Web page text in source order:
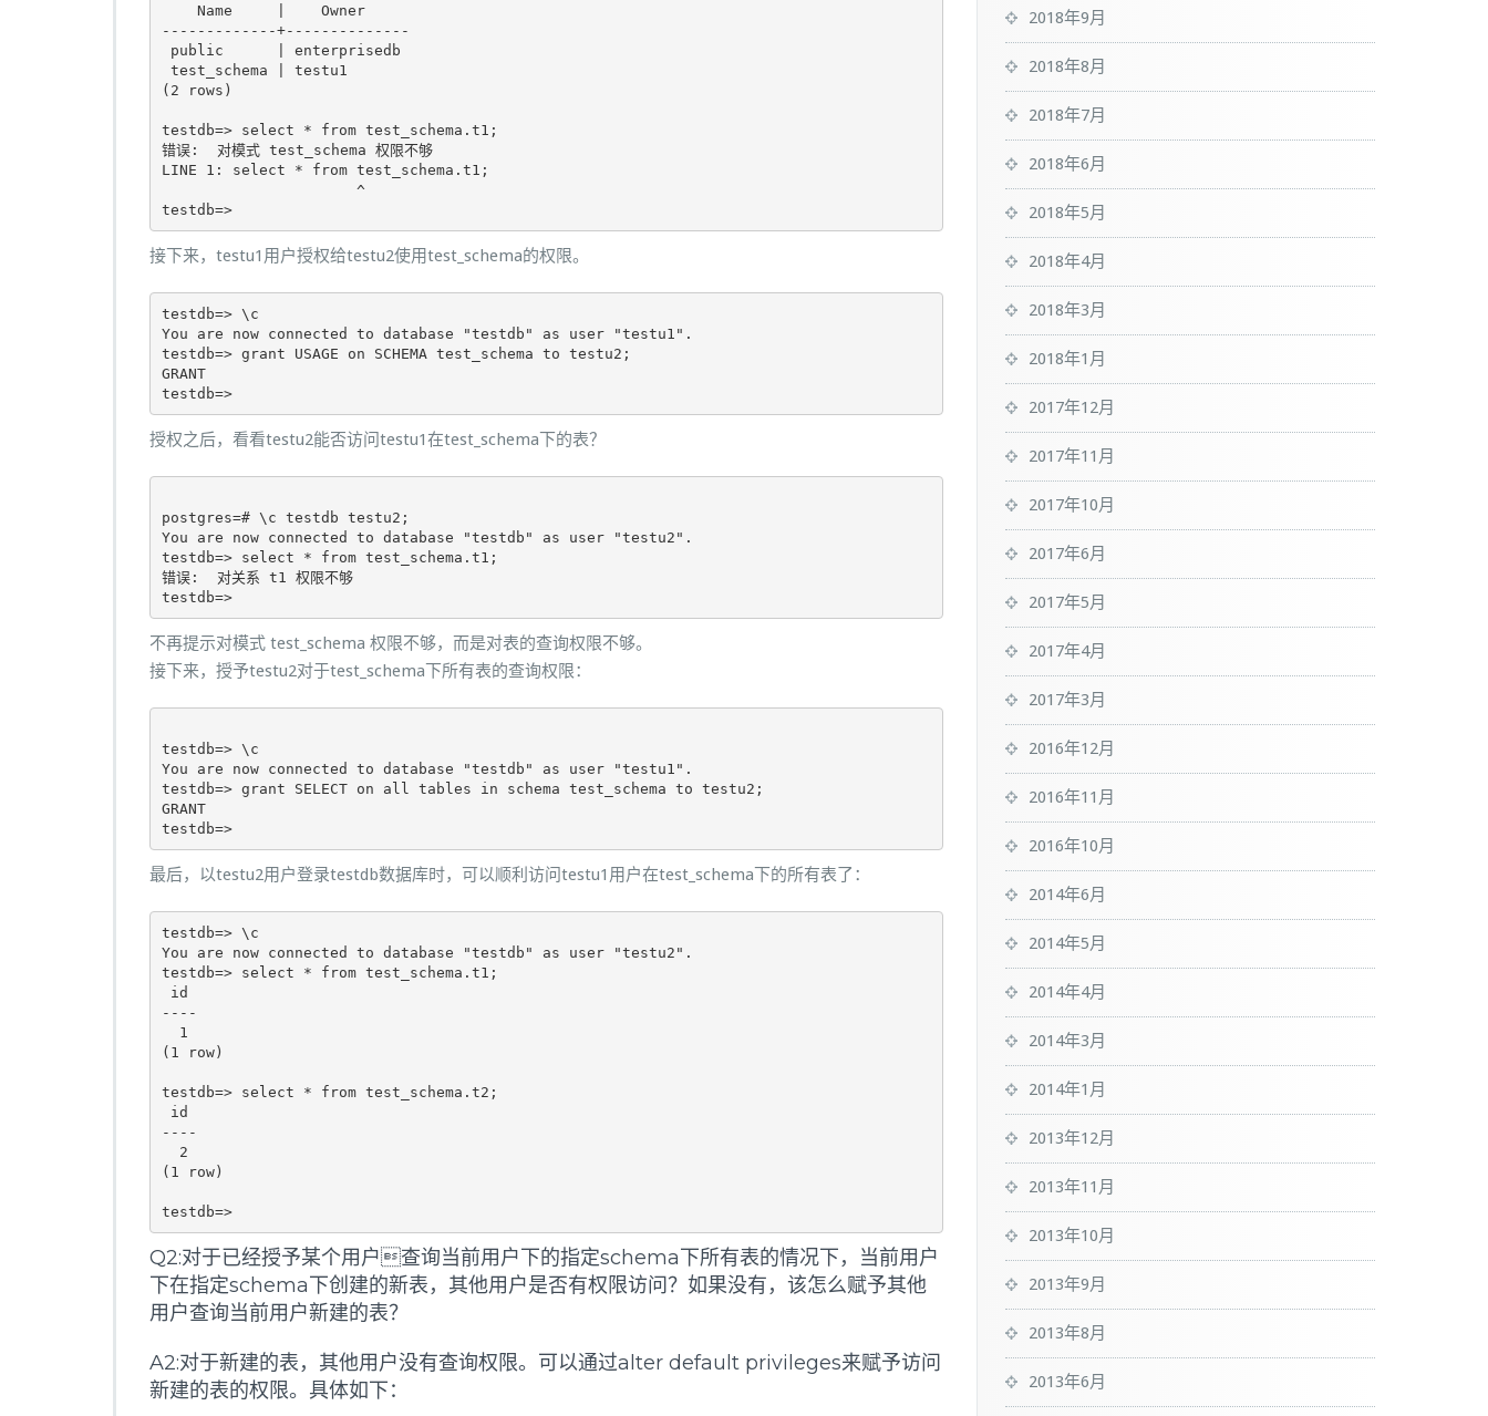
    Name     |    Owner
-------------+--------------
public      | enterprisedb
test_schema | testu1
(2 rows)
testdb=> select * from test_schema.t1;
错误:  对模式 test_schema 权限不够
LINE 1: select * from test_schema.t1;
                      ^
testdb=>
接下来，testu1用户授权给testu2使用test_schema的权限。
testdb=> \c
You are now connected to database "testdb" as user "testu1".
testdb=> grant USAGE on SCHEMA test_schema to testu2;
GRANT
testdb=>
授权之后，看看testu2能否访问testu1在test_schema下的表？
postgres=# \c testdb testu2;
You are now connected to database "testdb" as user "testu2".
testdb=> select * from test_schema.t1;
错误:  对关系 t1 权限不够
testdb=>
不再提示对模式 test_schema 权限不够，而是对表的查询权限不够。
接下来，授予testu2对于test_schema下所有表的查询权限：
testdb=> \c
You are now connected to database "testdb" as user "testu1".
testdb=> grant SELECT on all tables in schema test_schema to testu2;
GRANT
testdb=>
最后，以testu2用户登录testdb数据库时，可以顺利访问testu1用户在test_schema下的所有表了：
testdb=> \c
You are now connected to database "testdb" as user "testu2".
testdb=> select * from test_schema.t1;
id
----
  1
(1 row)
testdb=> select * from test_schema.t2;
id
----
  2
(1 row)
testdb=>
Q2:对于已经授予某个用户查询当前用户下的指定schema下所有表的情况下，当前用户
下在指定schema下创建的新表，其他用户是否有权限访问？如果没有，该怎么赋予其他
用户查询当前用户新建的表？
A2:对于新建的表，其他用户没有查询权限。可以通过alter default privileges来赋予访问
新建的表的权限。具体如下：
2018年9月
2018年8月
2018年7月
2018年6月
2018年5月
2018年4月
2018年3月
2018年1月
2017年12月
2017年11月
2017年10月
2017年6月
2017年5月
2017年4月
2017年3月
2016年12月
2016年11月
2016年10月
2014年6月
2014年5月
2014年4月
2014年3月
2014年1月
2013年12月
2013年11月
2013年10月
2013年9月
2013年8月
2013年6月